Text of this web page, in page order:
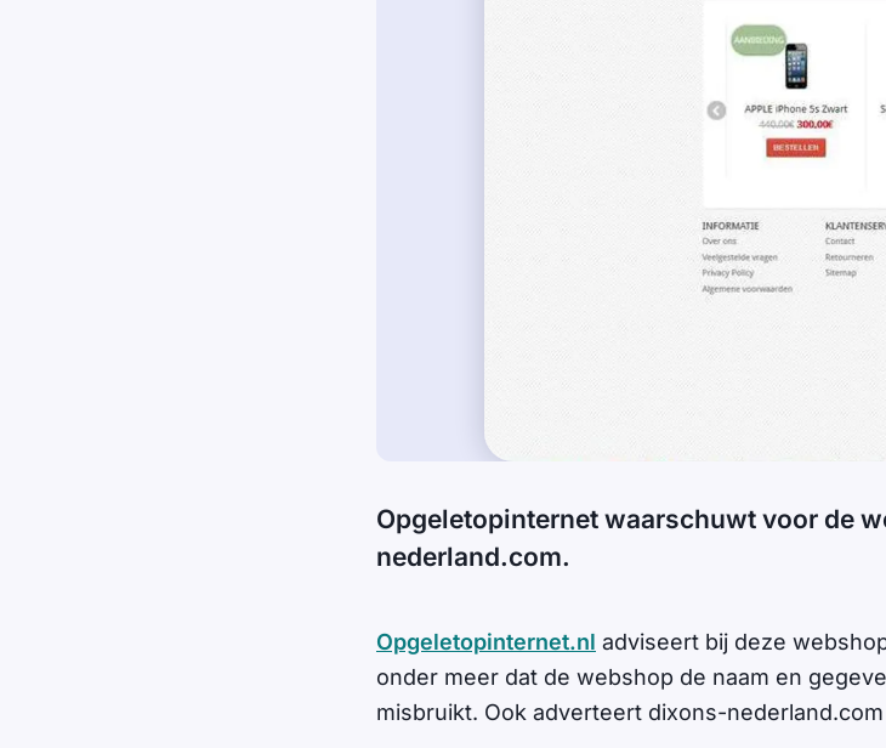
Opgeletopinternet waarschuwt voor de
nederland.com.
Opgeletopinternet.nl adviseert bij deze
onder meer dat de webshop de naam en
misbruikt. Ook adverteert dixons-